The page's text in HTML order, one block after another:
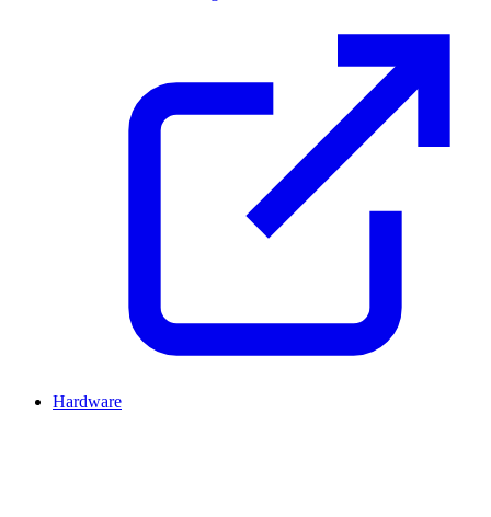
Hardware